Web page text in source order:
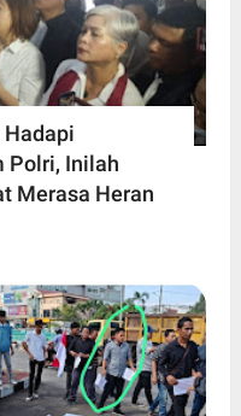
Polri, Inilah
Merasa Heran